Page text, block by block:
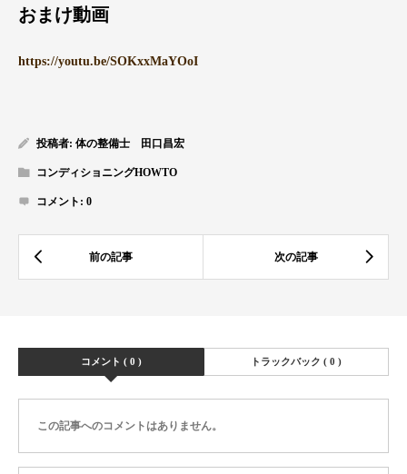
おまけ動画
https://youtu.be/SOKxxMaYOoI
投稿者: 体の整備士 田口昌宏
コンディショニングHOWTO
コメント: 0
コメント ( 0 ) トラックバック ( 0 )
この記事へのコメントはありません。